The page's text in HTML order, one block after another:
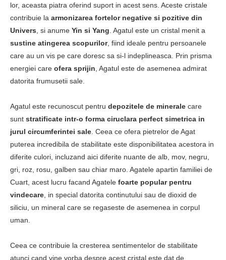
lor, aceasta piatra oferind suport in acest sens. Aceste cristale
contribuie la armonizarea fortelor negative si pozitive din
Univers , si anume Yin si Yang . Agatul este un cristal menit a
sustine atingerea scopurilor, fiind ideale pentru persoanele
care au un vis pe care doresc sa si-l indeplineasca. Prin prisma
energiei care ofera sprijin , Agatul este de asemenea admirat
datorita frumusetii sale.
Agatul este recunoscut pentru depozitele de minerale care
sunt stratificate intr-o forma ciruclara perfect simetrica in
jurul circumferintei sale . Ceea ce ofera pietrelor de Agat
puterea incredibila de stabilitate este disponibilitatea acestora in
diferite culori, incluzand aici diferite nuante de alb, mov, negru,
gri, roz, rosu, galben sau chiar maro. Agatele apartin familiei de
Cuart, acest lucru facand Agatele foarte popular pentru
vindecare , in special datorita continutului sau de dioxid de
siliciu, un mineral care se regaseste de asemenea in corpul
uman.
Ceea ce contribuie la cresterea sentimentelor de stabilitate
atunci cand vine vorba despre acest cristal este dat de